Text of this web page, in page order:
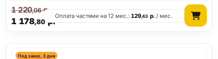
1 178,80 р.
1 220,06р.
Оплата частями на 12 мес.:129,43 р./ мес.
Под заказ, 3 дня